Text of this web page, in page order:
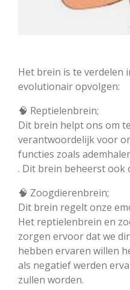
Het brein is te verdelen
evolutionair opvolgen:
🧠 Reptielenbrein;
Dit brein helpt ons om
verantwoordelijk voor
functies zoals
. Dit brein beheerst ook
🧠 Zoogdierenbrein;
Dit brein regelt onze
Het reptielenbrein en
zorgen ervoor dat we
hebben ervaren willen
als negatief werden
zullen worden.